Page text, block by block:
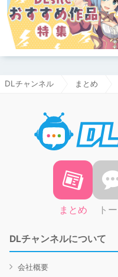
DLチャンネル まとめ
まとめ ト
DLチャンネルについて
会社概要